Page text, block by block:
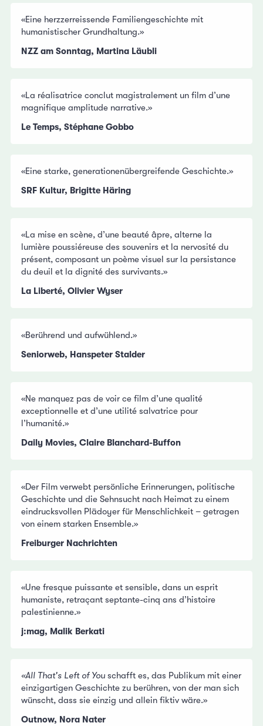
«Eine herzzerreissende Familiengeschichte mit
humanistischer Grundhaltung.»
NZZ am Sonntag, Martina Läubli
«La réalisatrice conclut magistralement un film d’une
magnifique amplitude narrative.»
Le Temps, Stéphane Gobbo
«Eine starke, generationenübergreifende Geschichte.»
SRF Kultur, Brigitte Häring
«La mise en scène, d’une beauté âpre, alterne la
lumière poussiéreuse des souvenirs et la nervosité du
présent, composant un poème visuel sur la persistance
du deuil et la dignité des survivants.»
La Liberté, Olivier Wyser
«Berührend und aufwühlend.»
Seniorweb, Hanspeter Stalder
«Ne manquez pas de voir ce film d’une qualité
exceptionnelle et d’une utilité salvatrice pour
l’humanité.»
Daily Movies, Claire Blanchard-Buffon
«Der Film verwebt persönliche Erinnerungen, politische
Geschichte und die Sehnsucht nach Heimat zu einem
eindrucksvollen Plädoyer für Menschlichkeit – getragen
von einem starken Ensemble.»
Freiburger Nachrichten
«Une fresque puissante et sensible, dans un esprit
humaniste, retraçant septante-cinq ans d’histoire
palestinienne.»
j:mag, Malik Berkati
«All That's Left of You schafft es, das Publikum mit einer
einzigartigen Geschichte zu berühren, von der man sich
wünscht, dass sie einzig und allein fiktiv wäre.»
Outnow, Nora Nater